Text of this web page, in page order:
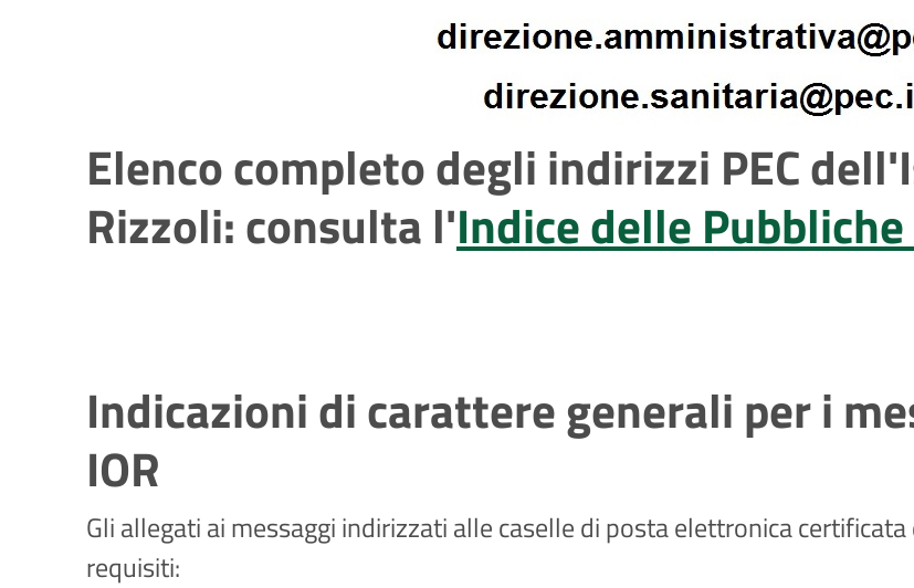
Elenco completo degli indirizzi PEC
Rizzoli: consulta l'Indice delle
Indicazioni di carattere generali per i
IOR
Gli allegati ai messaggi indirizzati alle caselle di posta elettronica
requisiti: